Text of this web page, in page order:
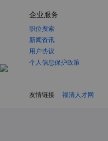
企业服务
职位搜索
新闻资讯
用户协议
个人信息保护政策
友情链接 福清人才网